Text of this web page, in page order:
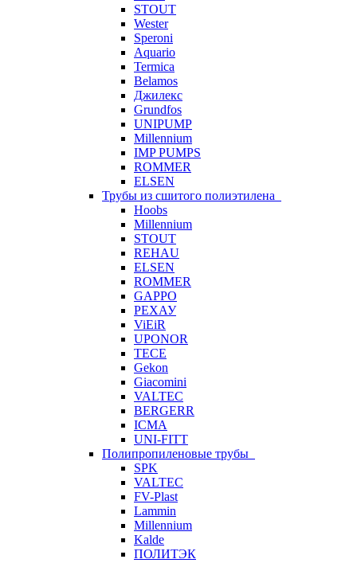
STOUT
Wester
Speroni
Aquario
Termica
Belamos
Джилекс
Grundfos
UNIPUMP
Millennium
IMP PUMPS
ROMMER
ELSEN
Трубы из сшитого полиэтилена
Hoobs
Millennium
STOUT
REHAU
ELSEN
ROMMER
GAPPO
РЕХАУ
ViEiR
UPONOR
TECE
Gekon
Giacomini
VALTEC
BERGERR
ICMA
UNI-FITT
Полипропиленовые трубы
SPK
VALTEC
FV-Plast
Lammin
Millennium
Kalde
ПОЛИТЭК